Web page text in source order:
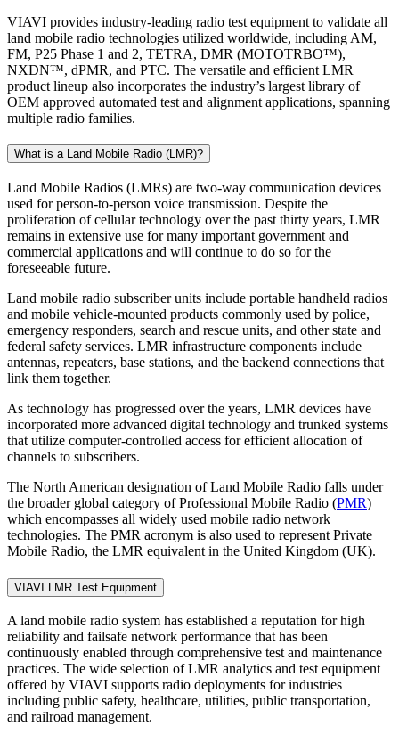
VIAVI provides industry-leading radio test equipment to validate all
land mobile radio technologies utilized worldwide, including AM,
FM, P25 Phase 1 and 2, TETRA, DMR (MOTOTRBO™),
NXDN™, dPMR, and PTC. The versatile and efficient LMR
product lineup also incorporates the industry’s largest library of
OEM approved automated test and alignment applications, spanning
multiple radio families.
What is a Land Mobile Radio (LMR)?
Land Mobile Radios (LMRs) are two-way communication devices
used for person-to-person voice transmission. Despite the
proliferation of cellular technology over the past thirty years, LMR
remains in extensive use for many important government and
commercial applications and will continue to do so for the
foreseeable future.
Land mobile radio subscriber units include portable handheld radios
and mobile vehicle-mounted products commonly used by police,
emergency responders, search and rescue units, and other state and
federal safety services. LMR infrastructure components include
antennas, repeaters, base stations, and the backend connections that
link them together.
As technology has progressed over the years, LMR devices have
incorporated more advanced digital technology and trunked systems
that utilize computer-controlled access for efficient allocation of
channels to subscribers.
The North American designation of Land Mobile Radio falls under
the broader global category of Professional Mobile Radio (PMR)
which encompasses all widely used mobile radio network
technologies. The PMR acronym is also used to represent Private
Mobile Radio, the LMR equivalent in the United Kingdom (UK).
VIAVI LMR Test Equipment
A land mobile radio system has established a reputation for high
reliability and failsafe network performance that has been
continuously enabled through comprehensive test and maintenance
practices. The wide selection of LMR analytics and test equipment
offered by VIAVI supports radio deployments for industries
including public safety, healthcare, utilities, public transportation,
and railroad management.